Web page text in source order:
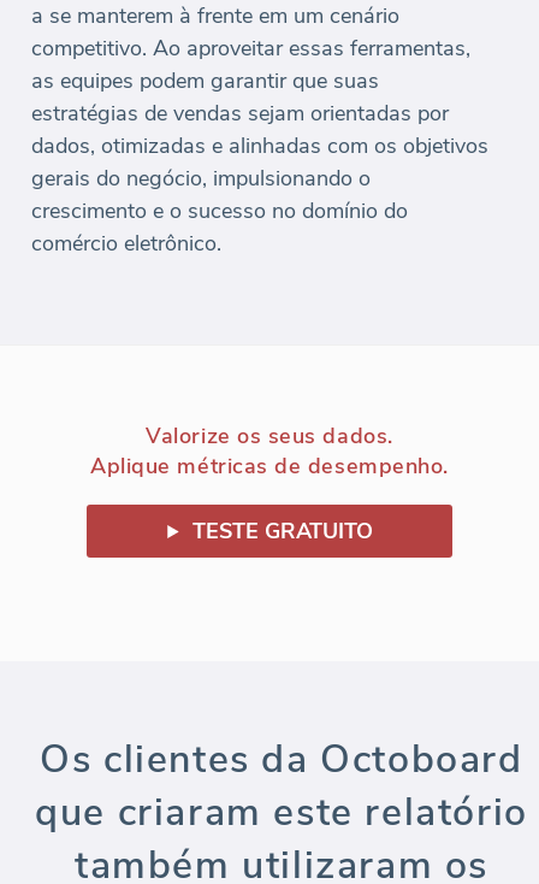
a se manterem à frente em um cenário
competitivo. Ao aproveitar essas ferramentas,
as equipes podem garantir que suas
estratégias de vendas sejam orientadas por
dados, otimizadas e alinhadas com os objetivos
gerais do negócio, impulsionando o
crescimento e o sucesso no domínio do
comércio eletrônico.
Valorize os seus dados.
Aplique métricas de desempenho.
TESTE GRATUITO
Os clientes da Octoboard
que criaram este relatório
também utilizaram os